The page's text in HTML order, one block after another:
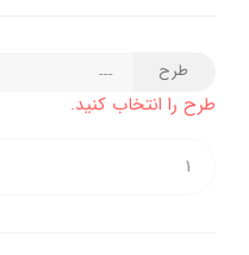
طرح
طرح را انتخاب کنید.